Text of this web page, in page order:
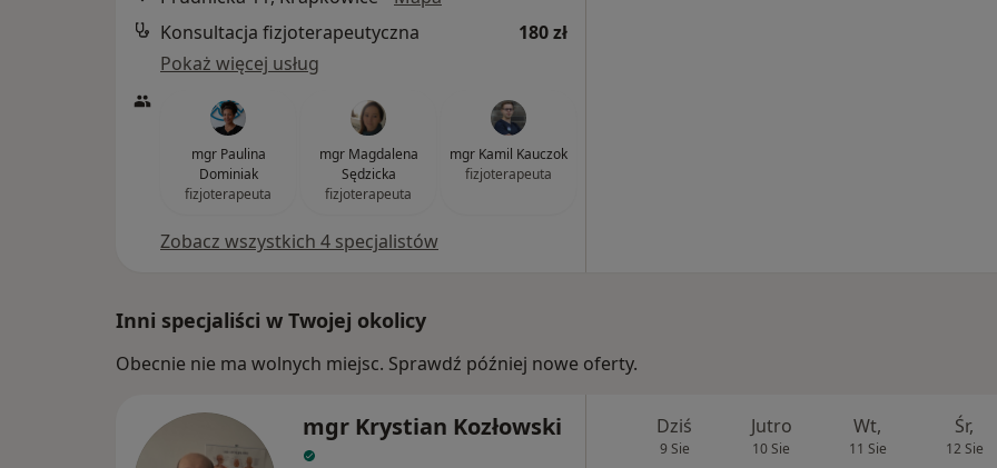
Konsultacja fizjoterapeutyczna
180 zł
Pokaż więcej usług
mgr Paulina
Dominiak
fizjoterapeuta
mgr Magdalena
Sędzicka
fizjoterapeuta
mgr Kamil Kauczok
fizjoterapeuta
Zobacz wszystkich 4 specjalistów
Inni specjaliści w Twojej okolicy
Obecnie nie ma wolnych miejsc. Sprawdź później nowe oferty.
mgr Krystian Kozłowski Dziś
9 Sie
Jutro
10 Sie
Wt,
11 Sie
Śr,
12 Sie